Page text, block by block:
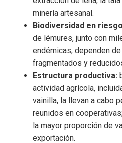
minería artesanal.
Biodiversidad en
de lémures, junto con
endémicas, dependen
fragmentados y
Estructura productiva:
actividad agrícola,
vainilla, la llevan a cabo
reunidos en
la mayor proporción de
exportación.